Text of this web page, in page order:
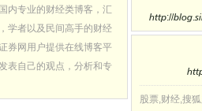
内专业的财经类博客，汇
学者以及民间高手的财经
券网用户提供在线博客平
表自己的观点，分析和专
http://
股票,财经,搜